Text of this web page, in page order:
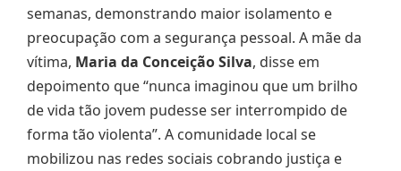
semanas, demonstrando maior isolamento e
preocupação com a segurança pessoal. A mãe da
vítima, Maria da Conceição Silva, disse em
depoimento que “nunca imaginou que um brilho
de vida tão jovem pudesse ser interrompido de
forma tão violenta”. A comunidade local se
mobilizou nas redes sociais cobrando justiça e